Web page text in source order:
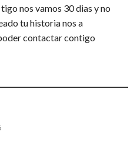
nos vamos 30 dias y no
tu historia nos a
contactar contigo